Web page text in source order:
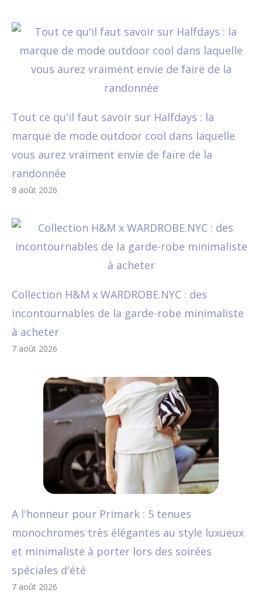
Tout ce qu'il faut savoir sur Halfdays : la
marque de mode outdoor cool dans laquelle
vous aurez vraiment envie de faire de la
randonnée
8 août 2026
Collection H&M x WARDROBE.NYC : des
incontournables de la garde-robe minimaliste
à acheter
7 août 2026
A l'honneur pour Primark : 5 tenues
monochromes très élégantes au style luxueux
et minimaliste à porter lors des soirées
spéciales d'été
7 août 2026